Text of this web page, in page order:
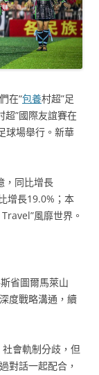
在“包養村超”足
超”國際友誼賽在
球場舉行。新華
，同比增長
增長19.0%；本
風靡世界。
省圖爾馬萊山
度戰略溝通，續
會軌制分歧，但
對話一起配合，